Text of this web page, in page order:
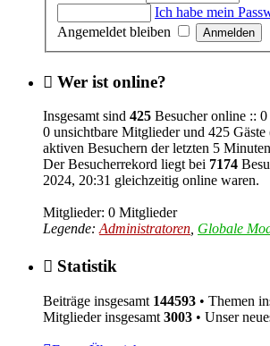
Ich habe mein
Angemeldet bleiben
Wer ist online?
Insgesamt sind 425 Besucher online ::
0 unsichtbare Mitglieder und 425 Gäste
aktiven Besuchern der letzten 5
Der Besucherrekord liegt bei 7174
2024, 20:31 gleichzeitig online waren.
Mitglieder: 0 Mitglieder
Legende: Administratoren Globale
Statistik
Beiträge insgesamt 144593 • Themen
Mitglieder insgesamt 3003 • Unser